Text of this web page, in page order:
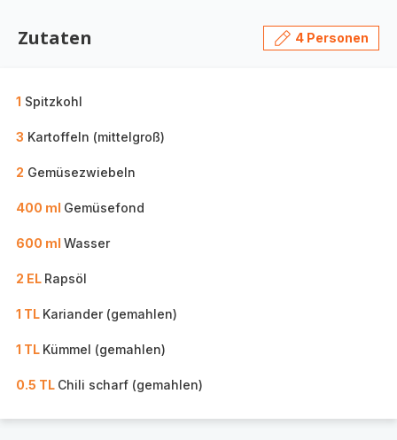
Zutaten 4 Personen
1 Spitzkohl
3 Kartoffeln (mittelgroß)
2 Gemüsezwiebeln
400 ml Gemüsefond
600 ml Wasser
2 EL Rapsöl
1 TL Kariander (gemahlen)
1 TL Kümmel (gemahlen)
0.5 TL Chili scharf (gemahlen)